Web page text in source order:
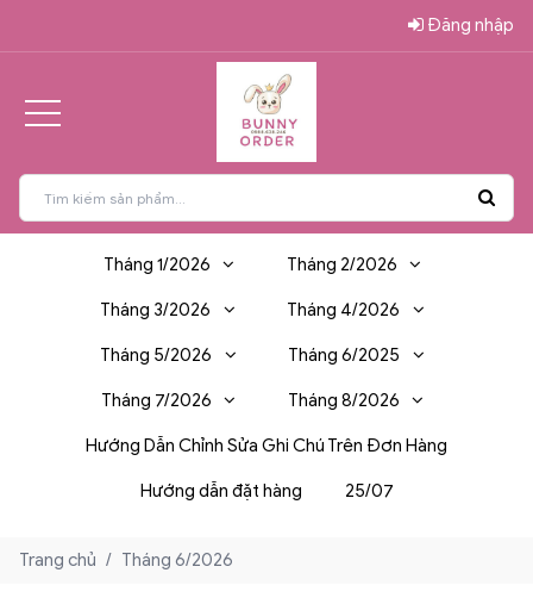
Đăng nhập
Tháng 1/2026 Tháng 2/2026
Tháng 3/2026 Tháng 4/2026
Tháng 5/2026 Tháng 6/2025
Tháng 7/2026 Tháng 8/2026
Hướng Dẫn Chỉnh Sửa Ghi Chú Trên Đơn Hàng
Hướng dẫn đặt hàng 25/07
Trang chủ / Tháng 6/2026